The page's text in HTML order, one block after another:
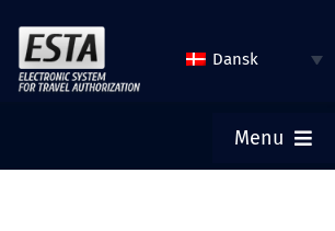
Dansk
Menu